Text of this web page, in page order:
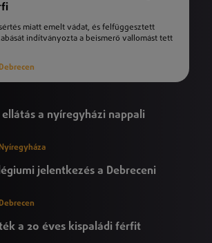
miatt emelt vádat, és felfüggesztett
indítványozta a beismerő vallomást tett
Debrecen
ellátás a nyíregyházi nappali
Nyíregyháza
jelentkezés a Debreceni
Debrecen
a 20 éves kispaládi férfit